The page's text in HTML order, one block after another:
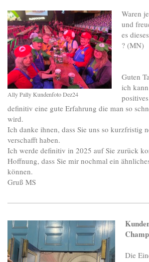
Ally Pally Kundenfoto Dez24
Waren
und
es
? (MN)
Guten
ich
definitiv eine gute Erfahrung die man so
wird.
Ich danke ihnen, dass Sie uns so kurzfristig
verschafft haben.
Ich werde definitiv in 2025 auf Sie zurück
Hoffnung, dass Sie mir nochmal ein
können.
Gruß MS
Die